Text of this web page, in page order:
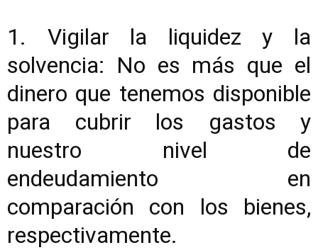
1. Vigilar la liquidez y la
solvencia: No es más que el
dinero que tenemos disponible
para cubrir los gastos y
nuestro nivel de
endeudamiento en
comparación con los bienes,
respectivamente.